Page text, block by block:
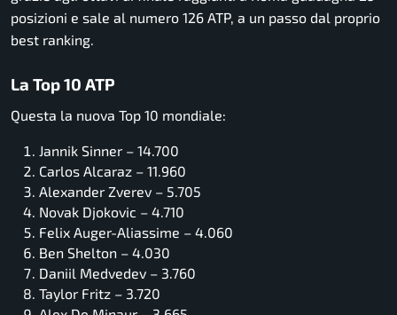
posizioni e sale al numero 126 ATP, a un passo dal proprio
best ranking.
La Top 10 ATP
Questa la nuova Top 10 mondiale:
Jannik Sinner – 14.700
Carlos Alcaraz – 11.960
Alexander Zverev – 5.705
Novak Djokovic – 4.710
Felix Auger-Aliassime – 4.060
Ben Shelton – 4.030
Daniil Medvedev – 3.760
Taylor Fritz – 3.720